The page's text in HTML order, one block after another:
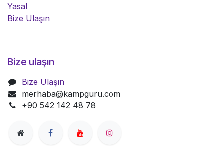
Yasal
Bize Ulaşın
Bize ulaşın
Bize Ulaşın
merhaba@kampguru.com
+90 542 142 48 78